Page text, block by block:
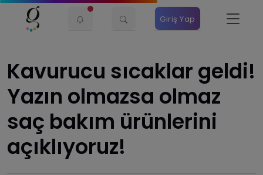
Giriş Yap
Kavurucu sıcaklar geldi!
Yazın olmazsa olmaz
saç bakım ürünlerini
açıklıyoruz!